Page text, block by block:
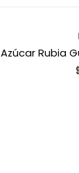
|
Azúcar Rubia